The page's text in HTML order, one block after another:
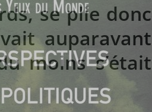
se plie donc
auparavant
moins s’était